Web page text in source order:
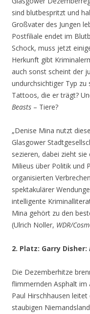
sind blutbespritzt und
Großvater des Jungen
Postfiliale endet im
Schock, muss jetzt
Herkunft gibt
auch sonst scheint der
undurchsichtiger Typ zu
Tattoos, die er trägt?
Beasts – Tiere?
„Denise Mina nutzt
Glasgower
sezieren, dabei zieht
Milieus über Politik und
organisierten
spektakulärer
intelligente
Mina gehört zu den
(Ulrich Noller, WDR/
2. Platz: Garry Disher:
Die Dezemberhitze
flimmernden Asphalt im
Paul Hirschhausen
staubigen